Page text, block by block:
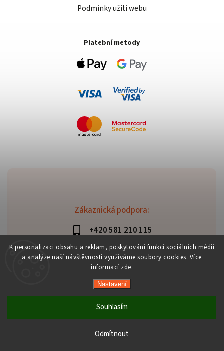
K personalizaci obsahu a reklam, poskytování funkcí sociálních médií
a analýze naší návštěvnosti využíváme soubory cookies. Více
informací zde.
Nastavení
Odmítnout
Souhlasím
Zákaznická podpora:
+420 581 210 115
info@davaztechnik.cz
Podmínky užití webu
Platební metody
Copyright 2026Daniš Davaztechnik. Všechna práva